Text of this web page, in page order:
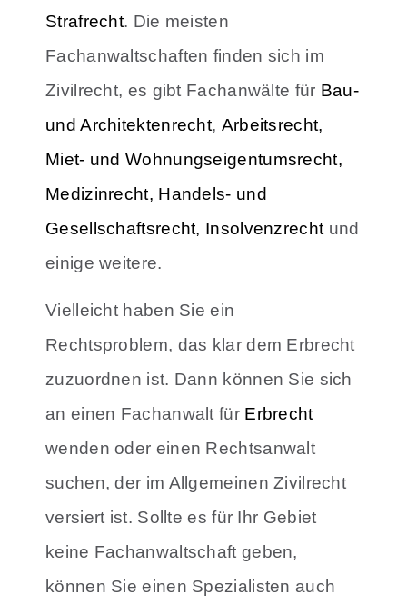
Strafrecht. Die meisten
Fachanwaltschaften finden sich im
Zivilrecht, es gibt Fachanwälte für Bau-
und Architektenrecht, Arbeitsrecht,
Miet- und Wohnungseigentumsrecht,
Medizinrecht, Handels- und
Gesellschaftsrecht, Insolvenzrecht und
einige weitere.
Vielleicht haben Sie ein
Rechtsproblem, das klar dem Erbrecht
zuzuordnen ist. Dann können Sie sich
an einen Fachanwalt fürErbrecht
wenden oder einen Rechtsanwalt
suchen, der im Allgemeinen Zivilrecht
versiert ist. Sollte es für Ihr Gebiet
keine Fachanwaltschaft geben,
können Sie einen Spezialisten auch